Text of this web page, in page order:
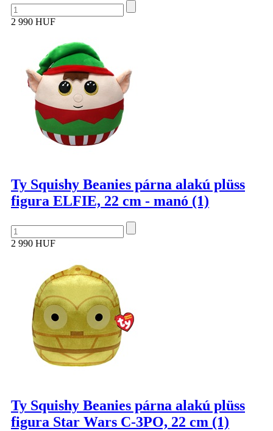
2 990 HUF
Ty Squishy Beanies párna alakú plüss
figura ELFIE, 22 cm - manó (1)
2 990 HUF
Ty Squishy Beanies párna alakú plüss
figura Star Wars C-3PO, 22 cm (1)